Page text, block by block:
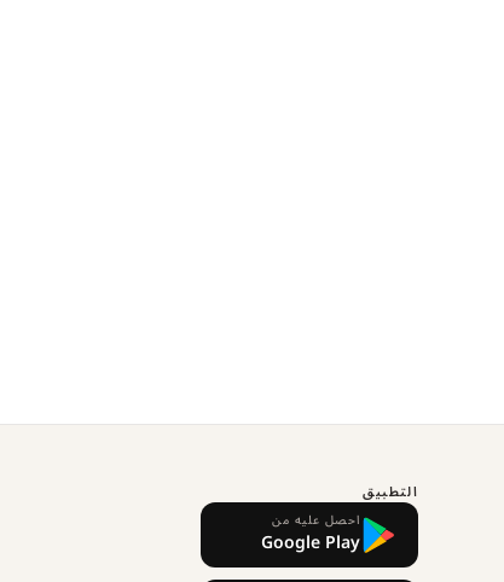
التطبيق
احصل عليه من
Google Play